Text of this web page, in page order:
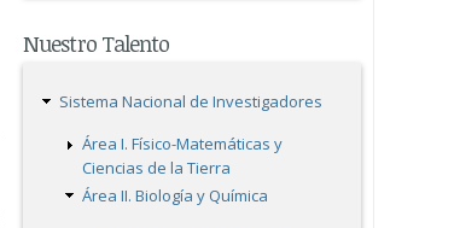
Nuestro Talento
Sistema Nacional de Investigadores
Área I. Físico-Matemáticas y
Ciencias de la Tierra
Área II. Biología y Química